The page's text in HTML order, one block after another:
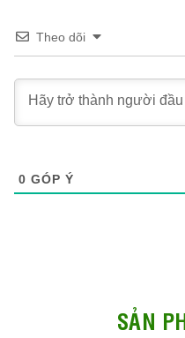
Theo dõi
0 GÓP Ý
SẢN